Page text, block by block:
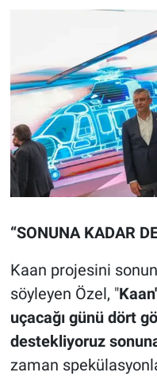
“SONUNA KADAR
Kaan projesini
söyleyen Özel, "
uçacağı günü dört
destekliyoruz
zaman